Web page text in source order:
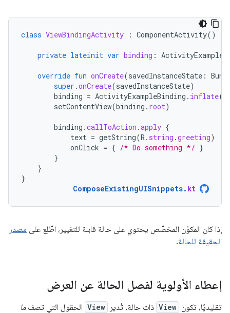
class ViewBindingActivity : ComponentActivity() {
private lateinit var binding :
override fun onCreate(savedInstanceState :
super .onCreate(savedInstanceState)
binding = ActivityExampleBinding . inflate(
setContentView(binding . root)
binding .callToAction .apply {
text = getString(R . string .greeting)
onClick = { /* Do something */ }
}
}
}
ComposeExistingUISnippets. kt
إذا كان المكوّن المخصّص يحتوي على حالة قابلة للتغيير، اطّلِع على مصدر
الحقيقة للحالة.
إعطاء الأولوية لفصل الحالة عن العرض
تقليديًا، تكون View ذات حالة. تُدير View الحقول التي تصف ما